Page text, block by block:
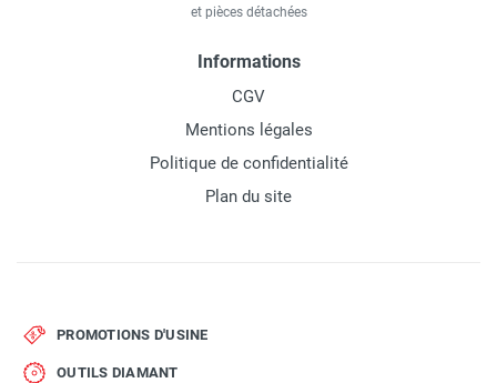
et pièces détachées
Informations
CGV
Mentions légales
Politique de confidentialité
Plan du site
PROMOTIONS D'USINE
OUTILS DIAMANT